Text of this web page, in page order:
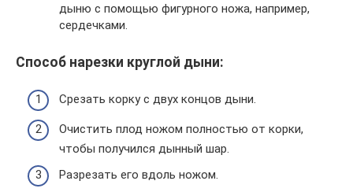
дыню с помощью фигурного ножа, например,
сердечками.
Способ нарезки круглой дыни:
Срезать корку с двух концов дыни.
Очистить плод ножом полностью от корки,
чтобы получился дынный шар.
Разрезать его вдоль ножом.